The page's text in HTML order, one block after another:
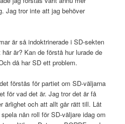
Jag tror inte att jag behöver
är så indoktrinerade i SD-sekten
är? Kan de förstå hur lurade de
då har SD ett problem.
förstås för partiet om SD-väljarna
för vad det är. Jag tror det är få
ärlighet och att allt går rätt till. Låt
nån roll för SD-väljare idag om